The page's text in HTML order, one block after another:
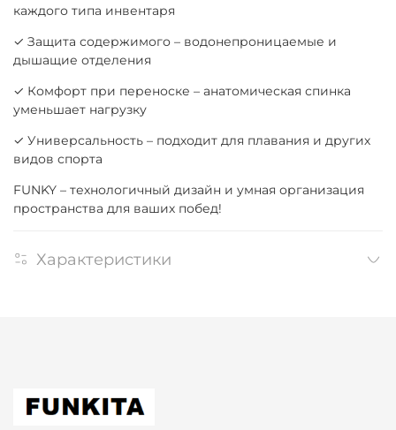
каждого типа инвентаря
✓ Защита содержимого – водонепроницаемые и
дышащие отделения
✓ Комфорт при переноске – анатомическая спинка
уменьшает нагрузку
✓ Универсальность – подходит для плавания и других
видов спорта
FUNKY – технологичный дизайн и умная организация
пространства для ваших побед!
Характеристики